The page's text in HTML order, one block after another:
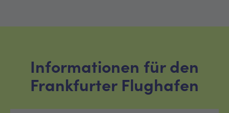
Informationen für den
Frankfurter Flughafen